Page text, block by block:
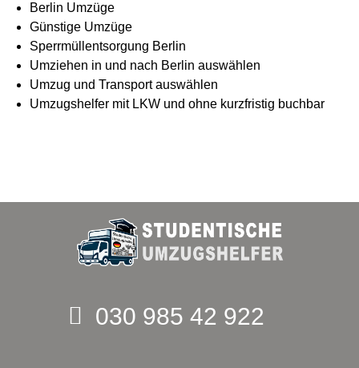
Berlin Umzüge
Günstige Umzüge
Sperrmüllentsorgung Berlin
Umziehen in und nach Berlin auswählen
Umzug und Transport auswählen
Umzugshelfer mit LKW und ohne kurzfristig buchbar
030 985 42 922